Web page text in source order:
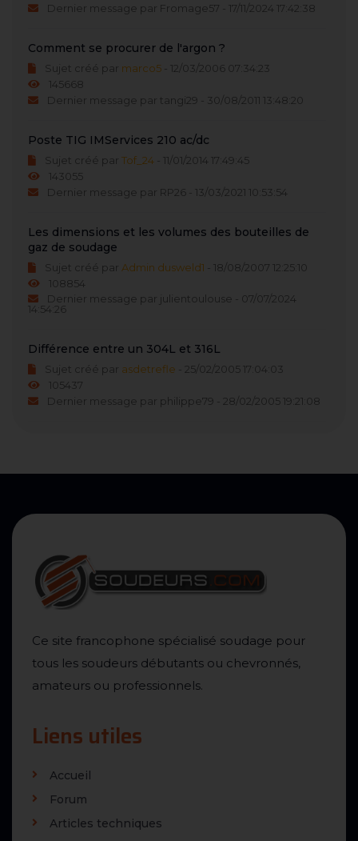
Dernier message par Fromage57 - 17/11/2024 17:42:38
Comment se procurer de l'argon ?
Sujet créé par marco5 - 12/03/2006 07:34:23
145668
Dernier message par tangi29 - 30/08/2011 13:48:20
Poste TIG IMServices 210 ac/dc
Sujet créé par Tof_24 - 11/01/2014 17:49:45
143055
Dernier message par RP26 - 13/03/2021 10:53:54
Les dimensions et les volumes des bouteilles de
gaz de soudage
Sujet créé par Admin dusweld1 - 18/08/2007 12:25:10
108854
Dernier message par julientoulouse - 07/07/2024
14:54:26
Différence entre un 304L et 316L
Sujet créé par asdetrefle - 25/02/2005 17:04:03
105437
Dernier message par philippe79 - 28/02/2005 19:21:08
Ce site francophone spécialisé soudage pour
tous les soudeurs débutants ou chevronnés,
amateurs ou professionnels.
Liens utiles
Accueil
Forum
Articles techniques